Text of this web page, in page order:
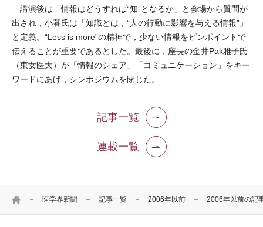
HOME 医学界新聞 記事一覧 2006年以前 2006年以前の記
講演後は「情報はどうすれば“知”となるか」と会場から質問が
出され，小暮氏は「知識とは，“人の行動に影響を与える情報”」
と定義。“Less is more”の精神で，少ない情報をピンポイントで
伝えることが重要であるとした。最後に，座長の金井Pak雅子氏
（東女医大）が「情報のシェア」「コミュニケーション」をキー
ワードにあげ，シンポジウムを閉じた。
記事一覧
連載一覧